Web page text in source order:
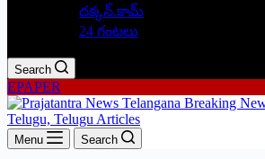
దక్కన్.కామ్
24 గంటలు
Search
EPAPER
Menu Search